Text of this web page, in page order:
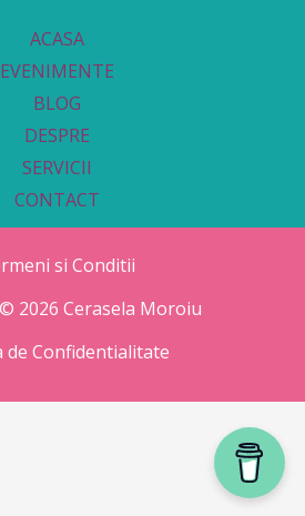
ACASA
EVENIMENTE
BLOG
DESPRE
SERVICII
CONTACT
si Conditii
2026 Cerasela Moroiu
de Confidentialitate